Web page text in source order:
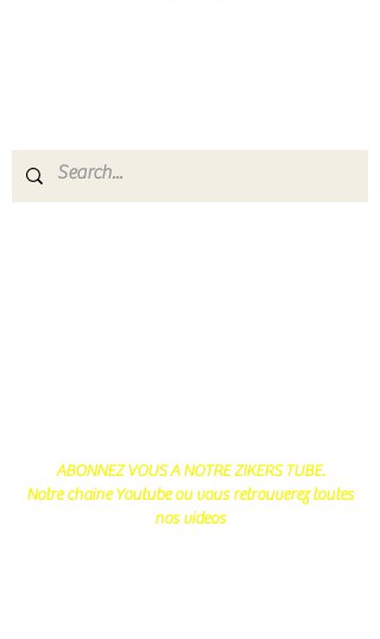
ABONNEZ VOUS A NOTRE ZIKERS TUBE.
Notre chaine Youtube ou vous retrouverez toutes
nos videos